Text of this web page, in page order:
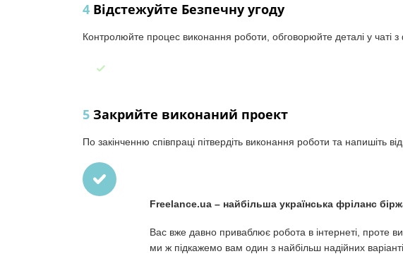
4 Відстежуйте Безпечну угоду
Контролюйте процес виконання роботи, обговорюйте деталі у чаті
5 Закрийте виконаний проект
По закінченню співпраці пітвердіть виконання роботи та напишіть
Freelance.ua – найбільша українська фріланс
Вас вже давно приваблює робота в інтернеті, проте
ми ж підкажемо вам один з найбільш надійних